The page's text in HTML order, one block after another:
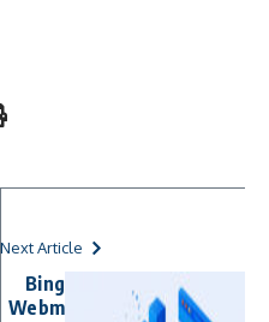
Next Article
Bing
Webm